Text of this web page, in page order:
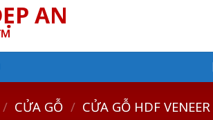
/ CỬA GỖ / CỬA GỖ HDF VENEER